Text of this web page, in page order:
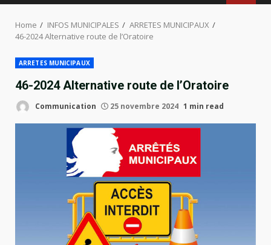
Home INFOS MUNICIPALES
ARRETES MUNICIPAUX
46-2024 Alternative route de l’Oratoire
ARRETES MUNICIPAUX
46-2024 Alternative route de l’Oratoire
Communication 25 novembre 2024 1 min read